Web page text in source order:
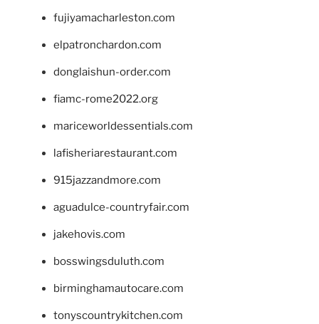
fujiyamacharleston.com
elpatronchardon.com
donglaishun-order.com
fiamc-rome2022.org
mariceworldessentials.com
lafisheriarestaurant.com
915jazzandmore.com
aguadulce-countryfair.com
jakehovis.com
bosswingsduluth.com
birminghamautocare.com
tonyscountrykitchen.com